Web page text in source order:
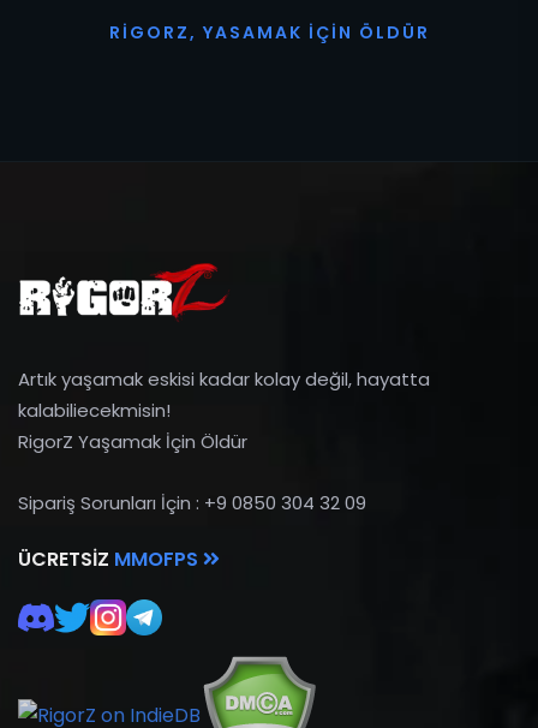
R I G O R Z, YASAMAK İ ÇI N Ö L D Ü R
Artık yaşamak eskisi kadar kolay değil, hayatta
kalabiliecekmisin!
RigorZ Yaşamak İçin Öldür
Sipariş Sorunları İçin : +9 0850 304 32 09
ÜCRETSIZ MMOFPS